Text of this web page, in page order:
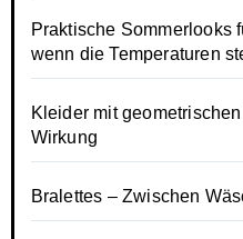
Praktische Sommerlooks
wenn die Temperaturen
Kleider mit
Wirkung
Bralettes – Zwischen